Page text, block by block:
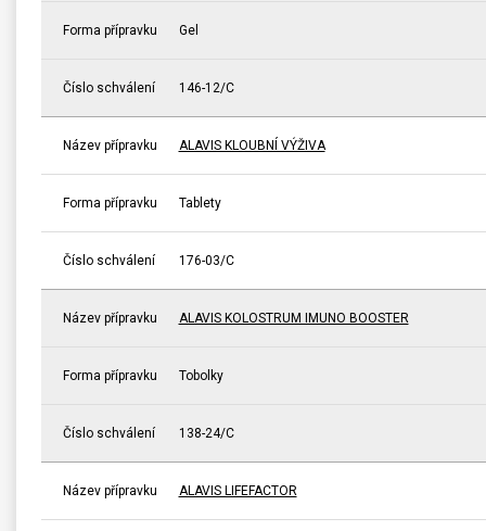
Forma přípravku Gel
Číslo schválení 146-12/C
Název přípravku ALAVIS KLOUBNÍ VÝŽIVA
Forma přípravku Tablety
Číslo schválení 176-03/C
Název přípravku ALAVIS KOLOSTRUM IMUNO BOOSTER
Forma přípravku Tobolky
Číslo schválení 138-24/C
Název přípravku ALAVIS LIFEFACTOR